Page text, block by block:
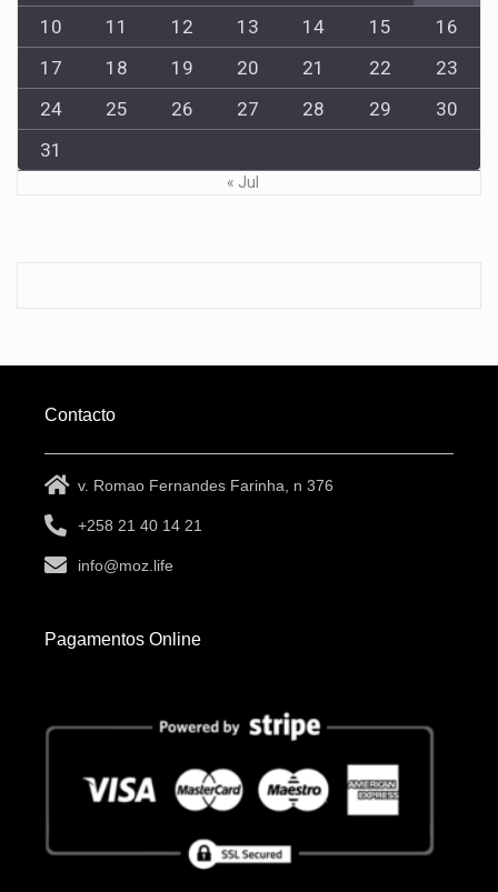
10
11 12 13 14 15
16
17
18 19 20 21 22
23
24
25 26 27 28 29
30
31
« Jul
Contacto
v. Romao Fernandes Farinha, n 376
+258 21 40 14 21
info@moz.life
Pagamentos Online